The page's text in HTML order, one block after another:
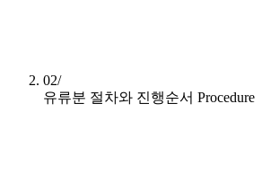
02/
유류분 절차와 진행순서 Procedure